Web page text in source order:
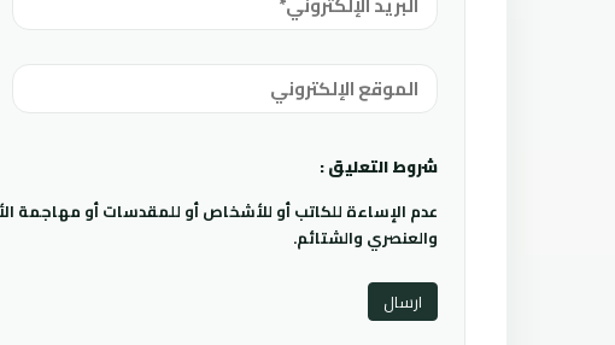
شروط التعليق :
عدم الإساءة للكاتب أو للأشخاص أو للمقدسات أو مهاجمة
والعنصري والشتائم.